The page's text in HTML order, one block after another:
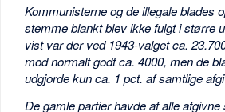
Kommunisterne og de illegale blades
stemme blankt blev ikke fulgt i større
vist var der ved 1943-valget ca.
mod normalt godt ca. 4000, men de
udgjorde kun ca. 1 pct. af samtlige
De gamle partier havde af alle